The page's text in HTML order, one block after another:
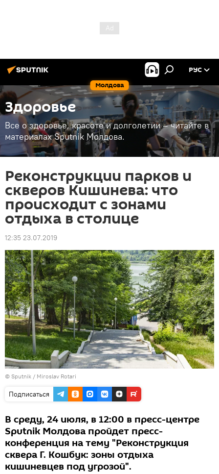
Молдова
РУС
Здоровье
Все о здоровье, красоте и долголетии – читайте в
материалах Sputnik Молдова.
Реконструкции парков и
скверов Кишинева: что
происходит с зонами
отдыха в столице
12:35 23.07.2019
© Sputnik / Miroslav Rotari
Подписаться
В среду, 24 июля, в 12:00 в пресс-центре
Sputnik Молдова пройдет пресс-
конференция на тему "Реконструкция
сквера Г. Кошбук: зоны отдыха
кишиневцев под угрозой".